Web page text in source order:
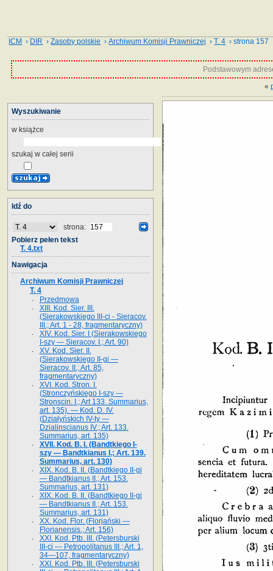
ICM › DIR ›Zasoby polskie ›Archiwum Komisji Prawniczej ›T. 4 › strona 157
Podstawowym
«
Wyszukiwanie
w książce
szukaj w całej serii
Idź do
strona:
Pobierz pełen tekst
T. 4.txt
Nawigacja
Archiwum Komisji Prawniczej
T. 4
Przedmowa
XIII. Kod. Sier. III.
(Sierakowskiego III-ci - Sieracov.
III.; Art. 1 - 28, fragmentaryczny)
XIV. Kod. Sier. I (Sierakowskiego
I-szy — Sieracov. I.; Art. 90)
XV. Kod. Sier. II.
(Sierakowskiego II-gi —
Sieracov. II.; Art. 85,
fragmentaryczny)
XVI. Kod. Stron. I.
(Stronczyńskiego I-szy —
Stronscin. I.; Art 133. Summarius,
art. 135). — Kod. D. IV.
(Działyńskich IV-ty —
Dzialinscianus IV.; Art. 133.
Summarius, art. 135)
XVII. Kod. B. I. (Bandtkiego I-
szy — Bandtkianus I.; Art. 139.
Summarius, art. 130)
XIX. Kod. B. II. (Bandtkiego II-gi
— Bandtkianus II.; Art. 153.
Summarius, art. 131)
XIX. Kod. B. II. (Bandtkiego II-gi
— Bandtkianus II.; Art. 153.
Summarius, art. 131)
XX. Kod. Flor. (Florjański —
Florianensis.; Art. 156)
XXI. Kod. Ptb. III. (Petersburski
III-ci — Petropolitanus III.; Art. 1,
34—107, fragmentaryczny)
XXI. Kod. Ptb. III. (Petersburski